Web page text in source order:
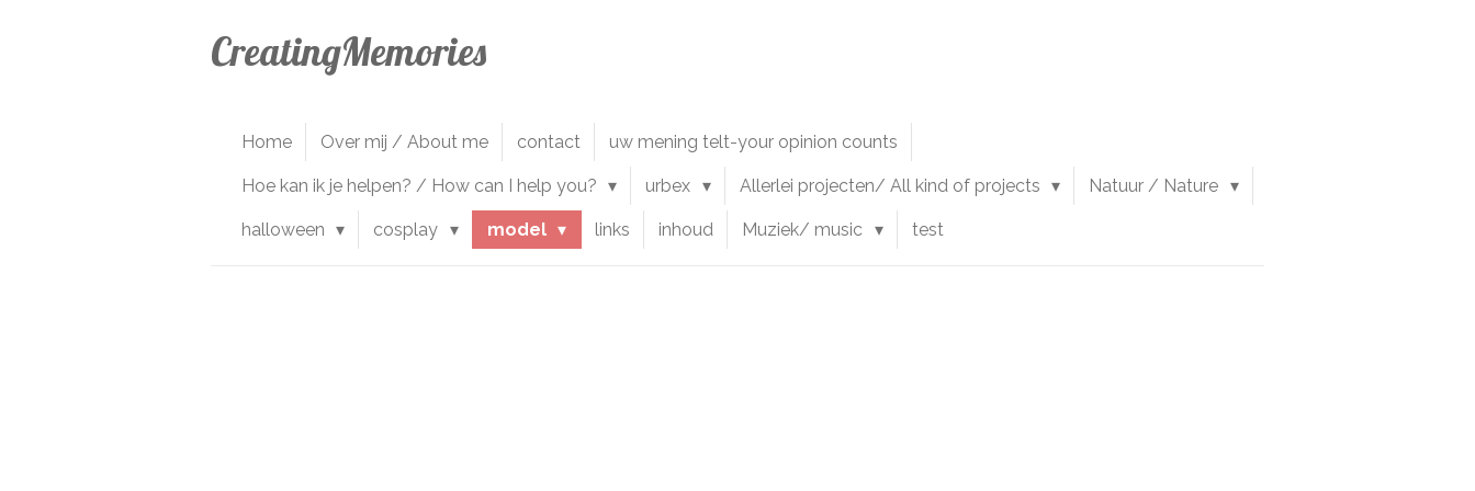
CreatingMemories
Home Over mij / About me contact uw mening telt-your opinion counts
Hoe kan ik je helpen? / How can I help you? urbex Allerlei projecten/ All kind of projects Natuur / Nature
halloween cosplay model links inhoud Muziek/ music test